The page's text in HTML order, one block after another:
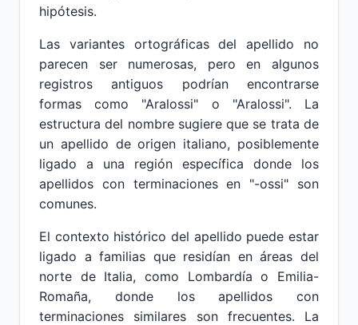
hipótesis.
Las variantes ortográficas del apellido no
parecen ser numerosas, pero en algunos
registros antiguos podrían encontrarse
formas como "Aralossi" o "Aralossi". La
estructura del nombre sugiere que se trata de
un apellido de origen italiano, posiblemente
ligado a una región específica donde los
apellidos con terminaciones en "-ossi" son
comunes.
El contexto histórico del apellido puede estar
ligado a familias que residían en áreas del
norte de Italia, como Lombardía o Emilia-
Romaña, donde los apellidos con
terminaciones similares son frecuentes. La